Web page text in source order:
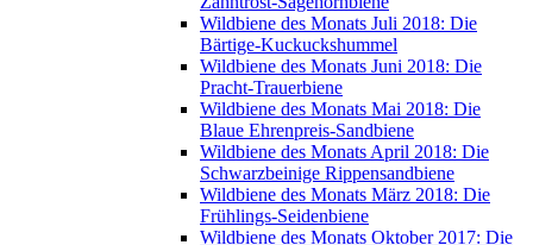
Wildbiene des Monats Juli 2018: Die
Bärtige-Kuckuckshummel
Wildbiene des Monats Juni 2018: Die
Pracht-Trauerbiene
Wildbiene des Monats Mai 2018: Die
Blaue Ehrenpreis-Sandbiene
Wildbiene des Monats April 2018: Die
Schwarzbeinige Rippensandbiene
Wildbiene des Monats März 2018: Die
Frühlings-Seidenbiene
Wildbiene des Monats Oktober 2017: Die